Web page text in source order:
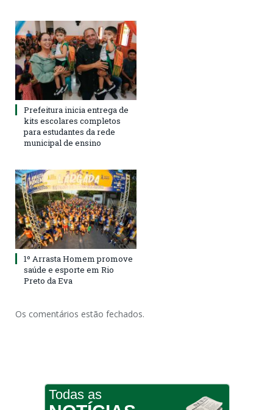
Prefeitura inicia entrega de
kits escolares completos
para estudantes da rede
municipal de ensino
1º Arrasta Homem promove
saúde e esporte em Rio
Preto da Eva
Os comentários estão fechados.
Todas as